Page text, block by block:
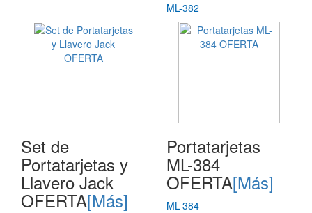
ML-382
Set de
Portatarjetas y
Llavero Jack
OFERTA[Más]
Portatarjetas
ML-384
OFERTA[Más]
ML-384